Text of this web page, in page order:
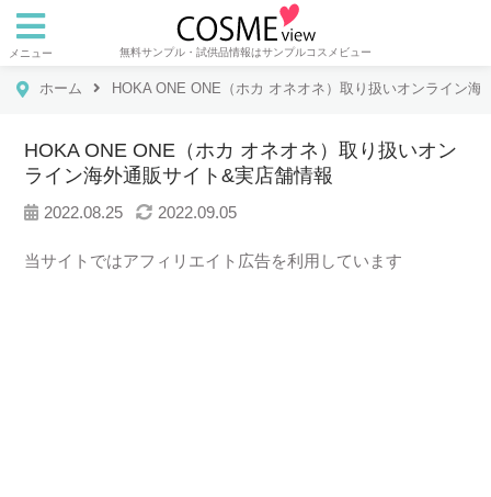
無料サンプル・試供品情報はサンプルコスメビュー
メニュー
ホーム HOKA ONE ONE（ホカ オネオネ）取り扱いオンライン海
HOKA ONE ONE（ホカ オネオネ）取り扱いオン
ライン海外通販サイト&実店舗情報
2022.08.25 2022.09.05
当サイトではアフィリエイト広告を利用しています